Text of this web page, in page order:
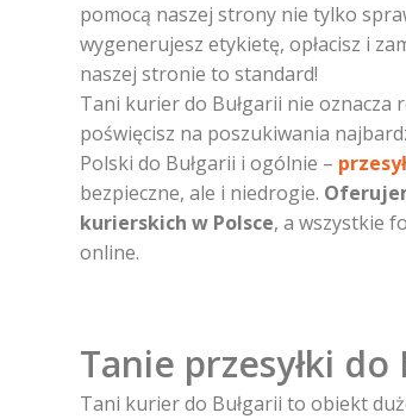
pomocą naszej strony nie tylko
wygenerujesz etykietę, opłacisz i
naszej stronie to standard!
Tani kurier do Bułgarii nie oznacza
poświęcisz na poszukiwania
Polski do Bułgarii i ogólnie –
bezpieczne, ale i niedrogie.
kurierskich w Polsce, a wszystkie
online.
Tanie przesyłki
Tani kurier do Bułgarii to obiekt